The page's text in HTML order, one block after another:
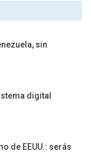
sin
digital
de EEUU.: serás